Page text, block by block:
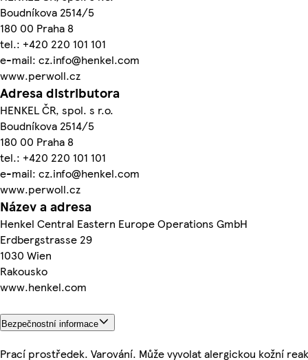
Boudníkova 2514/5
180 00 Praha 8
tel.: +420 220 101 101
e-mail: cz.info@henkel.com
www.perwoll.cz
Adresa distributora
HENKEL ČR, spol. s r.o.
Boudníkova 2514/5
180 00 Praha 8
tel.: +420 220 101 101
e-mail: cz.info@henkel.com
www.perwoll.cz
Název a adresa
Henkel Central Eastern Europe Operations GmbH
Erdbergstrasse 29
1030 Wien
Rakousko
www.henkel.com
Bezpečnostní informace
Prací prostředek. Varování. Může vyvolat alergickou kožní